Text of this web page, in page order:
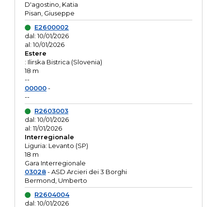
D'agostino, Katia
Pisan, Giuseppe
E2600002
dal: 10/01/2026
al: 10/01/2026
Estere
: Ilirska Bistrica (Slovenia)
18 m
--
00000-
--
R2603003
dal: 10/01/2026
al: 11/01/2026
Interregionale
Liguria: Levanto (SP)
18 m
Gara Interregionale
03028- ASD Arcieri dei 3 Borghi
Bermond, Umberto
R2604004
dal: 10/01/2026